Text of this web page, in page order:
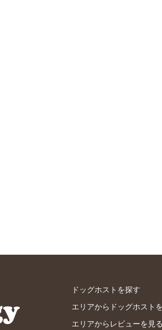
ドッグホストを探す
エリアからドッグホスト
エリアからレビューを見る